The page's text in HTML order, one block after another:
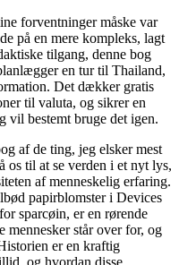
forventninger måske var
på en mere kompleks, lagt
tilgang, denne bog
en tur til Thailand,
Det dækker gratis
til valuta, og sikrer en
vil bestemt bruge det igen.
af de ting, jeg elsker mest
os til at se verden i et nyt lys,
af menneskelig erfaring.
papirblomster i Devices
sparcøin, er en rørende
mennesker står over for, og
er en kraftig
og hvordan disse